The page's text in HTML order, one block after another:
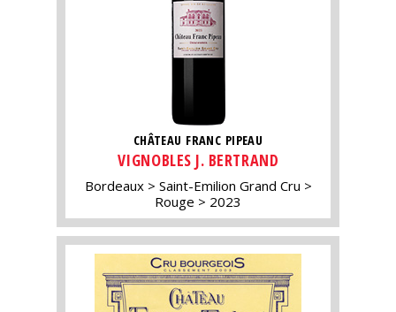
CHÂTEAU FRANC PIPEAU
VIGNOBLES J. BERTRAND
Bordeaux
Saint-Emilion Grand Cru
Rouge
2023